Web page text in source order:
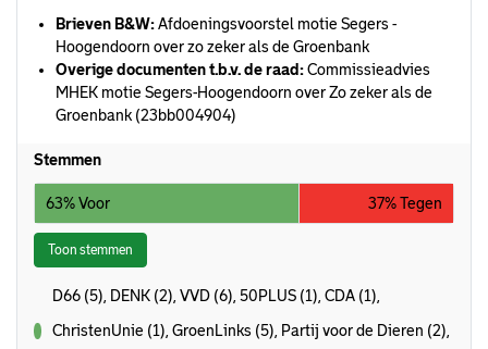
Brieven B&W:Afdoeningsvoorstel motie Segers -
Hoogendoorn over zo zeker als de Groenbank
Overige documenten t.b.v. de raad:Commissieadvies
MHEK motie Segers-Hoogendoorn over Zo zeker als de
Groenbank (23bb004904)
Stemmen
63% Voor 37% Tegen
Toon stemmen
D66 (5), DENK (2), VVD (6), 50PLUS (1), CDA (1),
ChristenUnie (1), GroenLinks (5), Partij voor de Dieren (2),